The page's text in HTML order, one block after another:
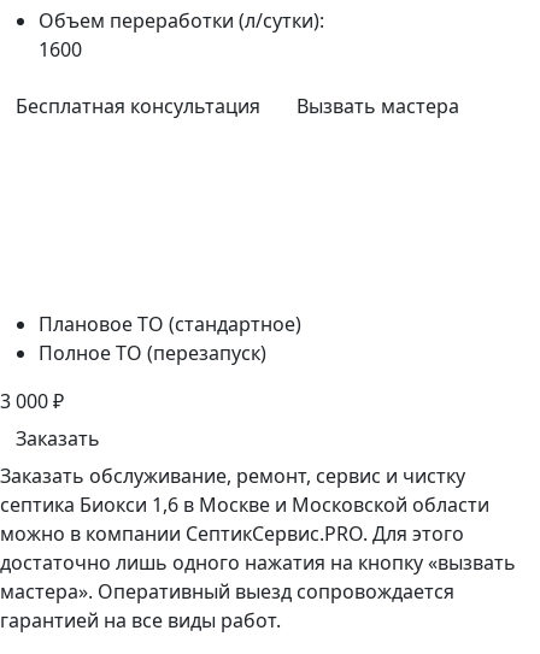
Объем переработки (л/сутки):
1600
Бесплатная консультация Вызвать мастера
Плановое ТО (стандартное)
Полное ТО (перезапуск)
3 000₽
Заказать
Заказать обслуживание, ремонт, сервис и чистку
септика Биокси 1,6 в Москве и Московской области
можно в компании СептикСервис.PRO. Для этого
достаточно лишь одного нажатия на кнопку «вызвать
мастера». Оперативный выезд сопровождается
гарантией на все виды работ.